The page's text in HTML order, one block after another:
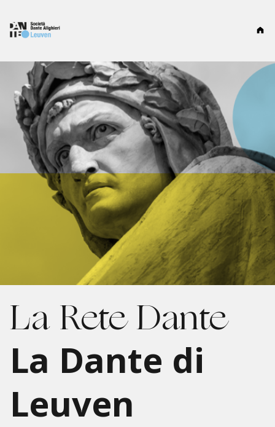
La Rete Dante
La Dante di
Leuven